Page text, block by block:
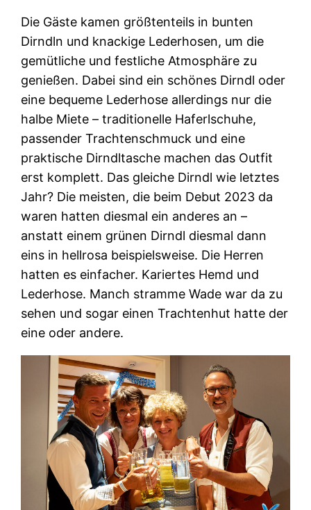
Die Gäste kamen größtenteils in bunten
Dirndln und knackige Lederhosen, um die
gemütliche und festliche Atmosphäre zu
genießen. Dabei sind ein schönes Dirndl oder
eine bequeme Lederhose allerdings nur die
halbe Miete – traditionelle Haferlschuhe,
passender Trachtenschmuck und eine
praktische Dirndltasche machen das Outfit
erst komplett. Das gleiche Dirndl wie letztes
Jahr? Die meisten, die beim Debut 2023 da
waren hatten diesmal ein anderes an –
anstatt einem grünen Dirndl diesmal dann
eins in hellrosa beispielsweise. Die Herren
hatten es einfacher. Kariertes Hemd und
Lederhose. Manch stramme Wade war da zu
sehen und sogar einen Trachtenhut hatte der
eine oder andere.